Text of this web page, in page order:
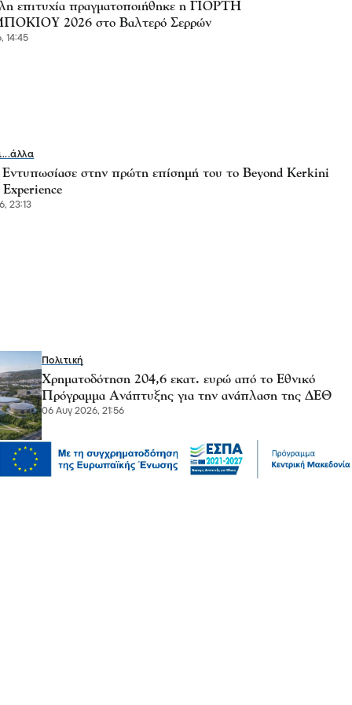
επιτυχία πραγματοποιήθηκε η ΓΙΟΡΤΗ
2026 στο Βαλτερό Σερρών
14:45
Εντυπωσίασε στην πρώτη επίσημή του το Beyond Kerkini
23:13
Πολιτική
Χρηματοδότηση 204,6 εκατ. ευρώ από το Εθνικό
Πρόγραμμα Ανάπτυξης για την ανάπλαση της ΔΕΘ
06 Αυγ 2026, 21:56
Επικαιρότητα